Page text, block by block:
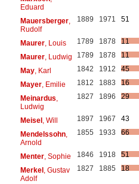
Eduard
Mauersberger,
Rudolf
1889 1971 51
Maurer, Louis 1789 1878
11
Maurer, Ludwig 1789 1878
11
May, Karl 1842 1912
45
Mayer, Emilie 1812 1883
16
Meinardus,
Ludwig
1827 1896 29
Meisel , Will 1897 1967
43
Mendelssohn,
Arnold
1855 1933 66
Menter, Sophie 1846 1918
51
Merkel , Gustav
Adolf
1827 1885 18